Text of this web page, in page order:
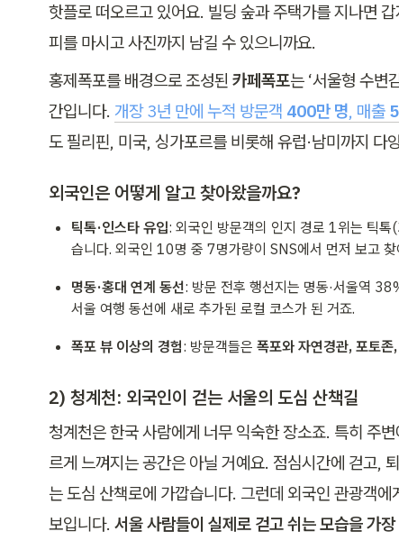
핫플로 떠오르고 있어요. 빌딩 숲과 주택가를 지나면
피를 마시고 사진까지 남길 수 있으니까요.
홍제폭포를 배경으로 조성된 카페폭포는 ‘서울형 수변
간입니다. 개장 3년 만에 누적 방문객 400만 명, 매출
도 필리핀, 미국, 싱가포르를 비롯해 유럽·남미까지 다
외국인은 어떻게 알고 찾아왔을까요?
틱톡·인스타 유입: 외국인 방문객의 인지 경로 1위는 틱
습니다. 외국인 10명 중 7명가량이 SNS에서 먼저 보고 찾
명동·홍대 연계 동선: 방문 전후 행선지는 명동·서울역
서울 여행 동선에 새로 추가된 로컬 코스가 된 거죠.
폭포 뷰 이상의 경험: 방문객들은 폭포와 자연경관, 포토
2) 청계천: 외국인이 걷는 서울의 도심 산책길
청계천은 한국 사람에게 너무 익숙한 장소죠. 특히 주
르게 느껴지는 공간은 아닐 거예요. 점심시간에 걷고,
는 도심 산책로에 가깝습니다. 그런데 외국인 관광객
보입니다. 서울 사람들이 실제로 걷고 쉬는 모습을 가